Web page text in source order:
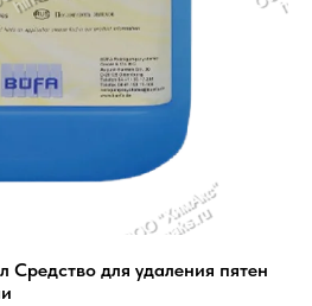
Средство для удаления пятен